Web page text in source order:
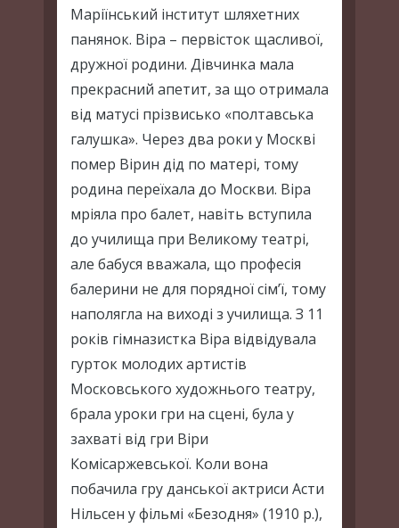
Маріїнський інститут шляхетних
панянок. Віра – первісток щасливої,
дружної родини. Дівчинка мала
прекрасний апетит, за що отримала
від матусі прізвисько «полтавська
галушка». Через два роки у Москві
помер Вірин дід по матері, тому
родина переїхала до Москви. Віра
мріяла про балет, навіть вступила
до училища при Великому театрі,
але бабуся вважала, що професія
балерини не для порядної сім’ї, тому
наполягла на виході з училища. З 11
років гімназистка Віра відвідувала
гурток молодих артистів
Московського художнього театру,
брала уроки гри на сцені, була у
захваті від гри Віри
Комісаржевської. Коли вона
побачила гру данської актриси Асти
Нільсен у фільмі «Безодня» (1910 р.),